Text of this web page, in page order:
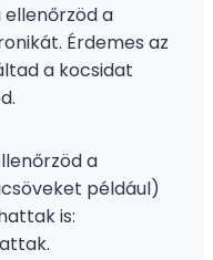
ellenőrzöd a
Érdemes az
a kocsidat
a
például)
is: